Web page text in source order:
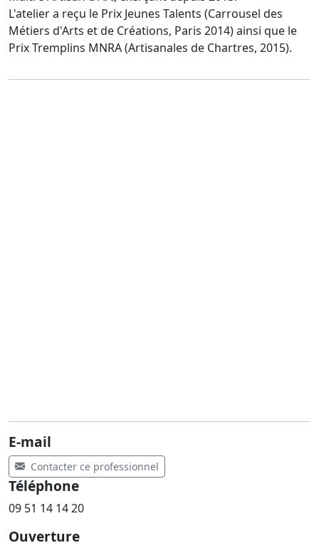
L'atelier a reçu le Prix Jeunes Talents (Carrousel des
Métiers d'Arts et de Créations, Paris 2014) ainsi que le
Prix Tremplins MNRA (Artisanales de Chartres, 2015).
E-mail
Contacter ce professionnel
Téléphone
09 51 14 14 20
Ouverture